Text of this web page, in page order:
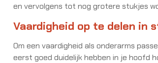
en vervolgens tot nog grotere stukjes
Vaardigheid op te delen in
Om een vaardigheid als onderarms
eerst goed duidelijk hebben in je hoofd